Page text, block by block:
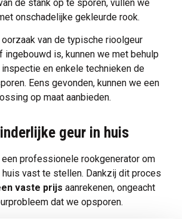
de stank op te sporen, vullen we
onschadelijke gekleurde rook.
van de typische rioolgeur
ingebouwd is, kunnen we met behulp
inspectie en enkele technieken de
Eens gevonden, kunnen we een
op maat aanbieden.
geur in huis
professionele rookgenerator om
vast te stellen. Dankzij dit proces
vaste prijs aanrekenen, ongeacht
dat we opsporen.